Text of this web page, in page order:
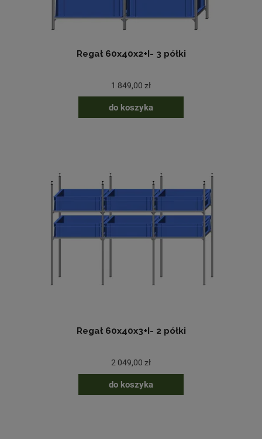
Regał 60x40x2+I- 3 półki
1 849,00 zł
do koszyka
Regał 60x40x3+I- 2 półki
2 049,00 zł
do koszyka